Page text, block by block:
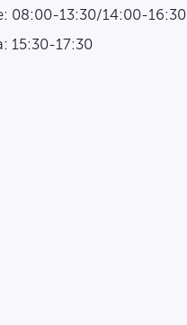
08:00-13:30/14:00-16:30
15:30-17:30